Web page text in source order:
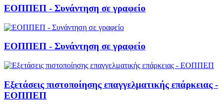
ΕΟΠΠΕΠ - Συνάντηση σε γραφείο
ΕΟΠΠΕΠ - Συνάντηση σε γραφείο
Εξετάσεις πιστοποίησης επαγγελματικής επάρκειας -
ΕΟΠΠΕΠ